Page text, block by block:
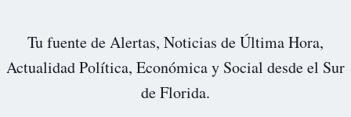
Tu fuente de Alertas, Noticias de Última Hora,
Actualidad Política, Económica y Social desde el Sur
de Florida.